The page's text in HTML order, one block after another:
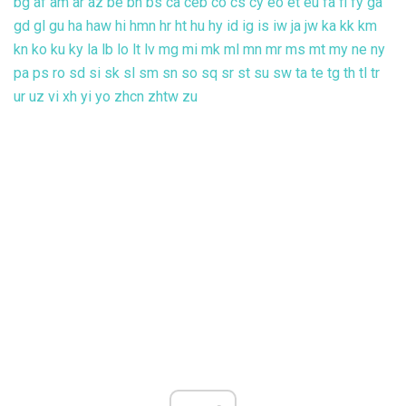
gd gl gu ha haw hi hmn hr ht hu hy id ig is iw ja jw ka kk km
kn ko ku ky la lb lo lt lv mg mi mk ml mn mr ms mt my ne ny
pa ps ro sd si sk sl sm sn so sq sr st su sw ta te tg th tl tr
ur uz vi xh yi yo zhcn zhtw zu